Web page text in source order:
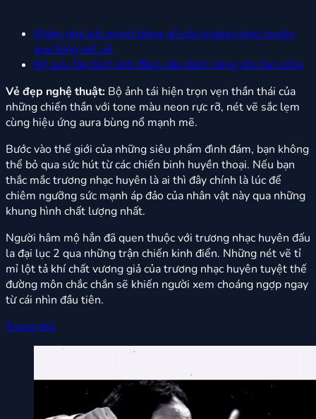
Khám phá sức mạnh bùng nổ của trương nhạc huyên
qua từng nét vẽ
Bộ sưu tập hình ảnh đẳng cấp dành riêng cho fan cứng
Vẻ đẹp nghệ thuật: Bộ ảnh tái hiện trọn vẹn thần thái của
những chiến thần với tone màu neon rực rỡ, nét vẽ sắc lẹm
cùng hiệu ứng aura bùng nổ mạnh mẽ.
Bước vào thế giới của những siêu phẩm đình đám, bạn không
thể bỏ qua sức hút từ các chiến binh huyền thoại. Nếu bạn
thắc mắc trương nhạc huyên là ai thì đây chính là lúc để
chiêm ngưỡng sức mạnh áp đảo của nhân vật này qua những
khung hình chất lượng nhất.
Người hâm mộ hẳn đã quen thuộc với trương nhạc huyên đấu
la đại lục 2 qua những trận chiến kinh điển. Những nét vẽ tỉ
mỉ lột tả khí chất vương giả của trương nhạc huyên tuyệt thế
đường môn chắc chắn sẽ khiến người xem choáng ngợp ngay
từ cái nhìn đầu tiên.
Trang chủ